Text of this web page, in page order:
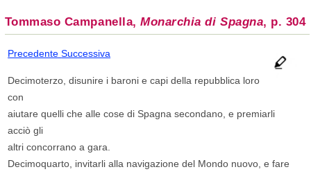
Tommaso Campanella,Monarchia di Spagna, p. 304
PrecedenteSuccessiva
Decimoterzo, disunire i baroni e capi della repubblica loro
con
aiutare quelli che alle cose di Spagna secondano, e premiarli
acciò gli
altri concorrano a gara.
Decimoquarto, invitarli alla navigazione del Mondo nuovo, e fare